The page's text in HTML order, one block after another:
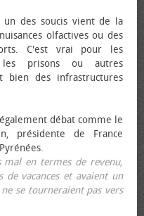
un des soucis vient de la
olfactives ou des
C'est vrai pour les
les prisons ou autres
bien des infrastructures
débat comme le
présidente de France
mal en termes de revenu,
vacances et avaient un
se tourneraient pas vers